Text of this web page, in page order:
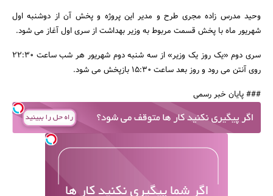
وحید مدرس زاده مجری طرح و مدیر این پروژه و پخش آن از دوشنبه اول
شهریور ماه با پخش قسمت مربوط به وزیر بهداشت از سری اول آغاز می شود.
سری دوم «یک روز یک وزیر» از سه شنبه دوم شهریور هر شب ساعت 22:30
روی آنتن می رود و روز بعد ساعت 15:30 بازپخش می شود.
### پایان خبر رسمی